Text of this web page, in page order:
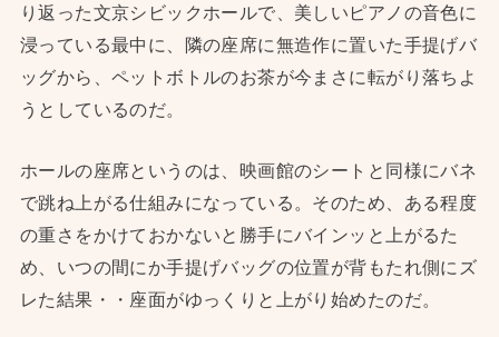
り返った文京シビックホールで、美しいピアノの音色に
浸っている最中に、隣の座席に無造作に置いた手提げバ
ッグから、ペットボトルのお茶が今まさに転がり落ちよ
うとしているのだ。
ホールの座席というのは、映画館のシートと同様にバネ
で跳ね上がる仕組みになっている。そのため、ある程度
の重さをかけておかないと勝手にバインッと上がるた
め、いつの間にか手提げバッグの位置が背もたれ側にズ
レた結果・・座面がゆっくりと上がり始めたのだ。